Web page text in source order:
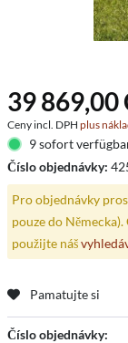
39 869,00
Ceny incl. DPH plus
9 sofort
Číslo objednávky:
Pro objednávky
pouze do
použijte náš
Pamatujte si
Číslo objednávky: